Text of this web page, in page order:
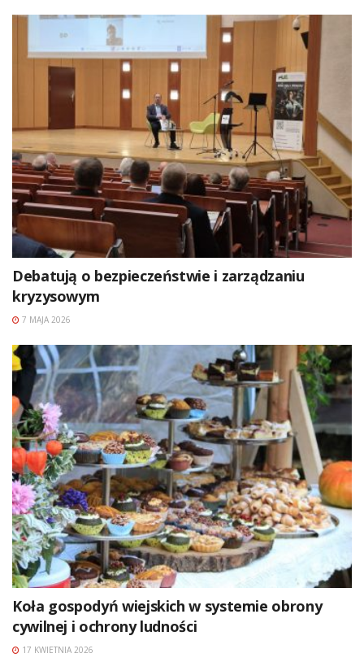
Debatują o bezpieczeństwie i zarządzaniu
kryzysowym
7 MAJA 2026
Koła gospodyń wiejskich w systemie obrony
cywilnej i ochrony ludności
17 KWIETNIA 2026